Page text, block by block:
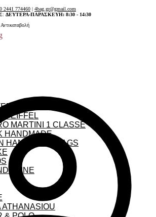
2441 774460 | 4bag.gr@gmail.com
ΔΕΥΤΕΡΑ-ΠΑΡΑΣΚΕΥΗ: 8:30 - 14:30
ΓΥΝΑΙΚΕΙΕΣ
EIFFEL
MARTINI 1 CLASSE
HANDMADE
HANDMADE BAGS
ATHANASIOU